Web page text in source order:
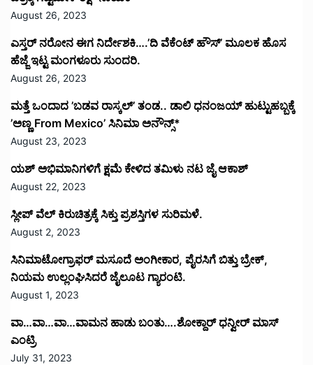
August 26, 2023
ಎಸ್ತರ್ ನರೋನ ಈಗ ನಿರ್ದೇಶಕಿ….’ದಿ ವೆಕೆಂಟ್ ಹೌಸ್‌’‌ ಮೂಲಕ ಹೊಸ
ಹೆಜ್ಜೆ ಇಟ್ಟ ಮಂಗಳೂರು ಸುಂದರಿ.
August 26, 2023
ಮತ್ತೆ ಒಂದಾದ ’ಬಡವ ರಾಸ್ಕಲ್’ ತಂಡ.. ಡಾಲಿ ಧನಂಜಯ್ ಹುಟ್ಟುಹಬ್ಬಕ್ಕೆ
’ಅಣ್ಣ From Mexico’ ಸಿನಿಮಾ ಅನೌನ್ಸ್*
August 23, 2023
ಯಶ್ ಅಭಿಮಾನಿಗಳಿಗೆ ಕ್ಷಮೆ ಕೇಳಿದ ತಮಿಳು ನಟ ಜೈ ಆಕಾಶ್
August 22, 2023
ಸ್ಲೀಪ್ ವೆಲ್ ಕಿರುಚಿತ್ರಕ್ಕೆ ಸಿಕ್ತು ಪ್ರಶಸ್ತಿಗಳ ಸುರಿಮಳೆ.
August 2, 2023
ಸಿನಿಮಾಟೋಗ್ರಾಫರ್ ಮಸೂದೆ ಅಂಗೀಕಾರ, ಪೈರಸಿಗೆ ಬಿತ್ತು ಬ್ರೇಕ್,
ನಿಯಮ ಉಲ್ಲಂಘಿಸಿದರೆ ಜೈಲೂಟ ಗ್ಯಾರಂಟಿ.
August 1, 2023
ವಾ…ವಾ…ವಾ…ವಾಮನ ಹಾಡು ಬಂತು….ಶೋಕ್ದಾರ್ ಧನ್ವೀರ್ ಮಾಸ್
ಎಂಟ್ರಿ
July 31, 2023